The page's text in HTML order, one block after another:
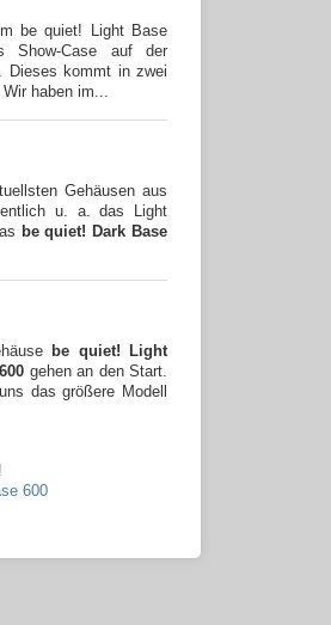
be quiet! Light Base
Show-Case auf der
Dieses kommt in zwei
Wir haben im...
Gehäusen aus
u. a. das Light
be quiet! Dark Base
be quiet! Light
gehen an den Start.
das größere Modell
600